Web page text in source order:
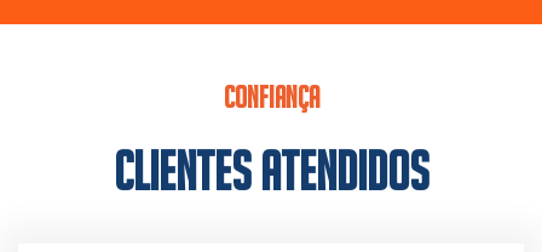
CONFIANÇA
CLIENTES ATENDIDOS